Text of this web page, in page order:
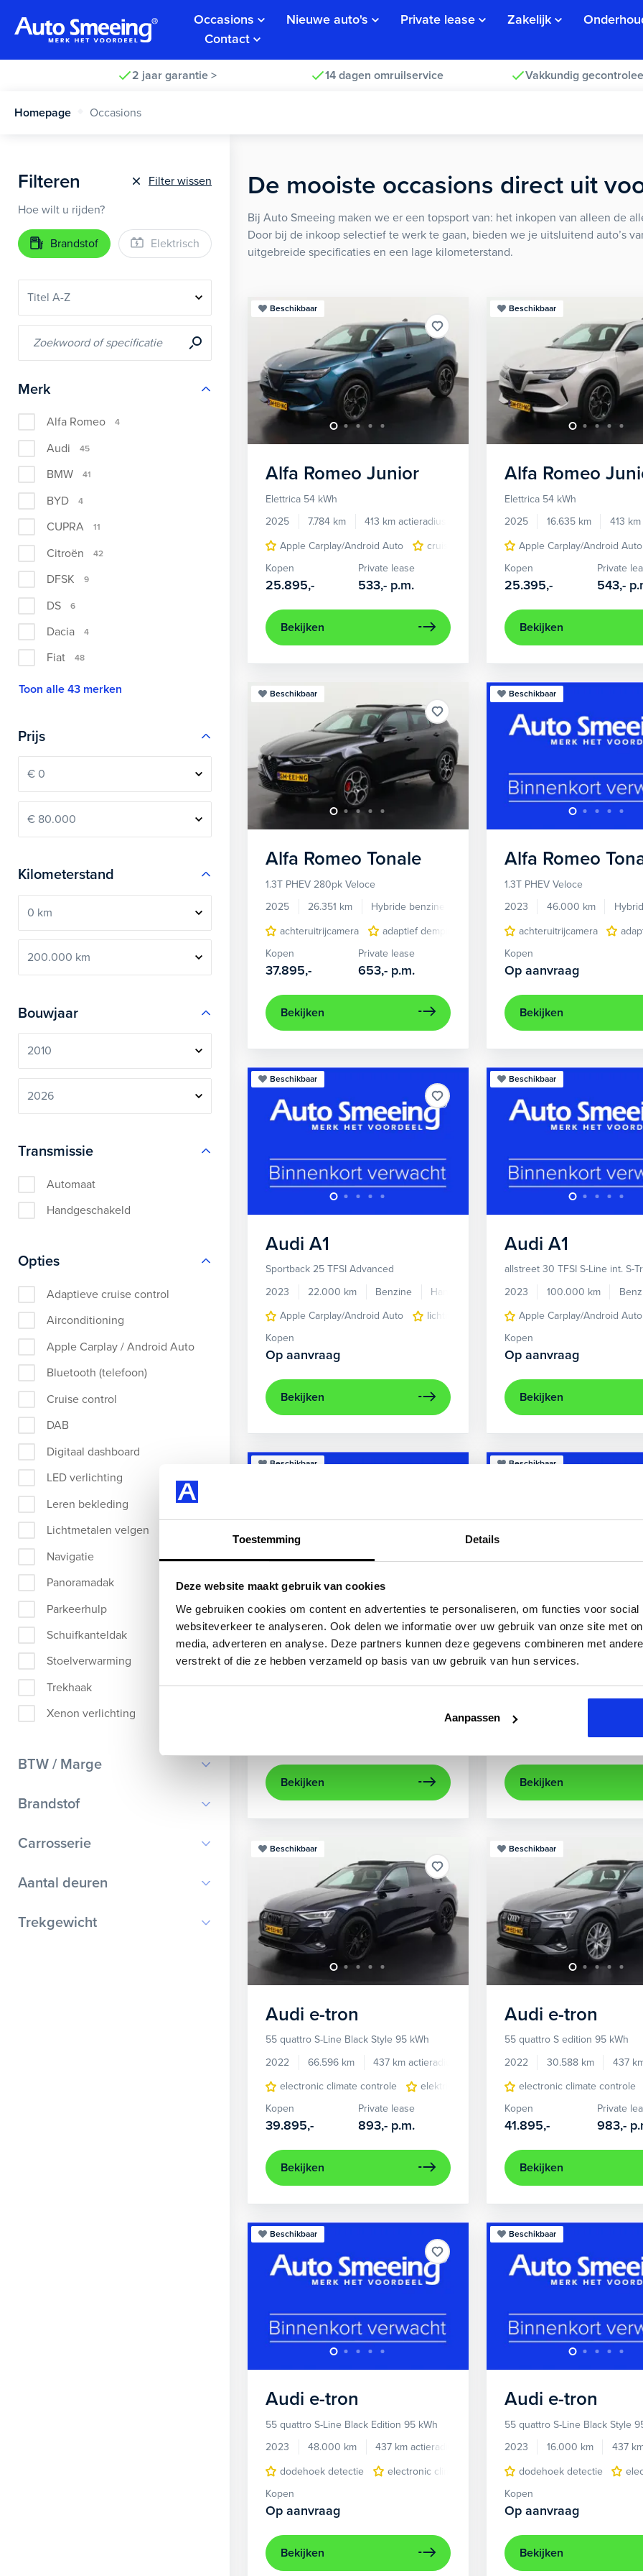
Toestemming Details
Deze website maakt gebruik van cookies
We gebruiken cookies om content en advertenties te personaliseren, om functies voor social
websiteverkeer te analyseren. Ook delen we informatie over uw gebruik van onze site met
media, adverteren en analyse. Deze partners kunnen deze gegevens combineren met
verstrekt of die ze hebben verzameld op basis van uw gebruik van hun services.
Aanpassen
Occasions Nieuwe auto's Private lease Zakelijk
Contact
2 jaar garantie > 14 dagen omruilservice Vakkundig
Homepage Occasions
Filteren
Filter wissen
Hoe wilt u rijden?
Brandstof Elektrisch
Merk
Alfa Romeo 4
Audi 45
BMW 41
BYD 4
CUPRA 11
Citroën 42
DFSK 9
DS 6
Dacia 4
Fiat 48
Toon alle 43 merken
Prijs
Kilometerstand
Bouwjaar
Transmissie
Automaat
Handgeschakeld
Opties
Adaptieve cruise control
Airconditioning
Apple Carplay / Android Auto
Bluetooth (telefoon)
Cruise control
DAB
Digitaal dashboard
LED verlichting
Leren bekleding
Lichtmetalen velgen
Navigatie
Panoramadak
Parkeerhulp
Schuifkanteldak
Stoelverwarming
Trekhaak
Xenon verlichting
BTW / Marge
BTW
Brandstof
Benzine
Elektrisch
Hybride benzine
Carrosserie
Bestelauto
Chassis cabine
Aantal deuren
Trekgewicht
De mooiste occasions direct uit
Bij Auto Smeeing maken we er een topsport van: het inkopen van alleen de
Door bij de inkoop selectief te werk te gaan, bieden we je uitsluitend auto’s
uitgebreide specificaties en een lage kilometerstand.
Beschikbaar
Alfa Romeo Junior
Elettrica 54 kWh
2025
7.784 km 413 km actieradius
Elektrisch
Apple Carplay/Android Auto
cruise control adaptief LED koplampen
Kopen
25.895,-
Private lease
533,- p.m.
Bekijken
Beschikbaar
Alfa Romeo
Elettrica 54 kWh
2025
16.635 km 413 km
Apple Carplay/Android Auto
Kopen
25.395,-
Private
543,-
Bekijken
Beschikbaar
Alfa Romeo Tonale
1.3T PHEV 280pk Veloce
2025
26.351 km Hybride benzine
Automaat
achteruitrijcamera
adaptief demping systeem audio installatie premium
Kopen
37.895,-
Private lease
653,- p.m.
Bekijken
Beschikbaar
Alfa Romeo
1.3T PHEV Veloce
2023
46.000 km
achteruitrijcamera
Kopen
Op aanvraag
Bekijken
Beschikbaar
Audi A1
Sportback 25 TFSI Advanced
2023
22.000 km Benzine
Handgeschakeld
Apple Carplay/Android Auto
lichtmetalen velgen 5-spaaks 17"
Kopen
Op aanvraag
Bekijken
Beschikbaar
Audi A1
allstreet 30 TFSI S-Line int. S-
2023
100.000 km
Apple Carplay/Android Auto
Kopen
Op aanvraag
Bekijken
Beschikbaar
Audi A3
Sportback 40 TFSIe Plug-In
electronic climate
Bekijken
Beschikbaar
Audi A3
Sportback 40 TFSIe Advanced
achteruitrijcamera
Kopen
Bekijken
Beschikbaar
Audi e-tron
55 quattro S-Line Black Style 95 kWh
2022
66.596 km 437 km actieradius
Elektrisch
electronic climate controle
elektrisch glazen panorama-dak lichtmetalen
Kopen
39.895,-
Private lease
893,- p.m.
Bekijken
Beschikbaar
Audi e-tron
55 quattro S edition 95 kWh
2022
30.588 km 437
electronic climate controle
Kopen
41.895,-
Private
983,-
Bekijken
Beschikbaar
Audi e-tron
55 quattro S-Line Black Edition 95 kWh
2023
48.000 km 437 km actieradius
Elektrisch
dodehoek detectie
electronic climate controle elektrisch glazen
Kopen
Op aanvraag
Bekijken
Beschikbaar
Audi e-tron
55 quattro S-Line Black Style
2023
16.000 km 437
dodehoek detectie
Kopen
Op aanvraag
Bekijken